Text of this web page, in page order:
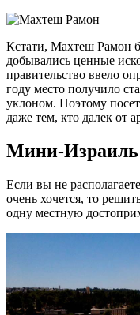
Кстати, Махтеш Рамон
добывались ценные
правительство ввело
году место получило
уклоном. Поэтому
даже тем, кто далек от
Мини-Израиль
Если вы не
очень хочется, то
одну местную